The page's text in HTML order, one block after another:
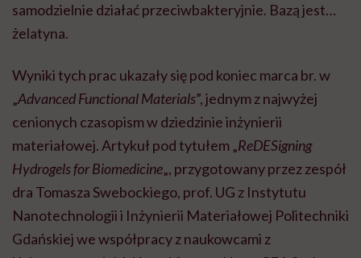
samodzielnie działać przeciwbakteryjnie. Bazą jest…
żelatyna.
Wyniki tych prac ukazały się pod koniec marca br. w
„Advanced Functional Materials”, jednym z najwyżej
cenionych czasopism w dziedzinie inżynierii
materiałowej. Artykuł pod tytułem „ReDESigning
Hydrogels for Biomedicine„, przygotowany przez zespół
dra Tomasza Swebockiego, prof. UG z Instytutu
Nanotechnologii i Inżynierii Materiałowej Politechniki
Gdańskiej we współpracy z naukowcami z